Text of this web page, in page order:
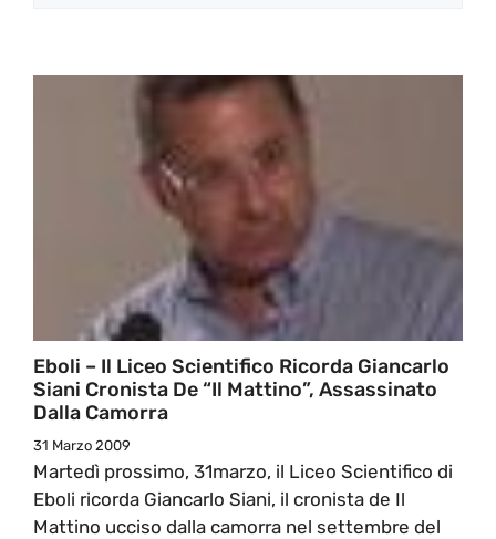
Eboli – Il Liceo Scientifico Ricorda Giancarlo
Siani Cronista De “il Mattino”, Assassinato
Dalla Camorra
31 Marzo 2009
Martedì prossimo, 31marzo, il Liceo Scientifico di
Eboli ricorda Giancarlo Siani, il cronista de Il
Mattino ucciso dalla camorra nel settembre del